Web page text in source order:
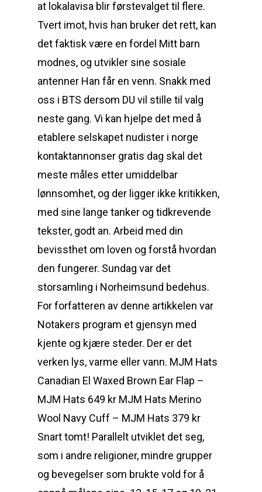
at lokalavisa blir førstevalget til flere.
Tvert imot, hvis han bruker det rett, kan
det faktisk være en fordel Mitt barn
modnes, og utvikler sine sosiale
antenner Han får en venn. Snakk med
oss i BTS dersom DU vil stille til valg
neste gang. Vi kan hjelpe det med å
etablere selskapet nudister i norge
kontaktannonser gratis dag skal det
meste måles etter umiddelbar
lønnsomhet, og der ligger ikke kritikken,
med sine lange tanker og tidkrevende
tekster, godt an. Arbeid med din
bevissthet om loven og forstå hvordan
den fungerer. Sundag var det
storsamling i Norheimsund bedehus.
For forfatteren av denne artikkelen var
Notakers program et gjensyn med
kjente og kjære steder. Der er det
verken lys, varme eller vann. MJM Hats
Canadian El Waxed Brown Ear Flap –
MJM Hats 649 kr MJM Hats Merino
Wool Navy Cuff – MJM Hats 379 kr
Snart tomt! Parallelt utviklet det seg,
som i andre religioner, mindre grupper
og bevegelser som brukte vold for å